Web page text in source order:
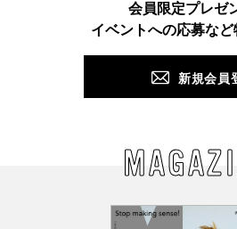
会員限定プレゼ
イベントへの応募な
新規会員